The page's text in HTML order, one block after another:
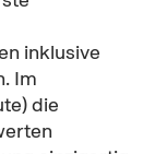
inklusive
Im
die